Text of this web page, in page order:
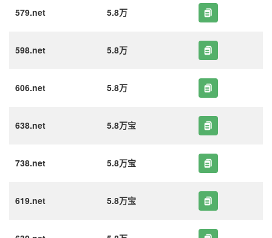
579.net 5.8万
598.net 5.8万
606.net 5.8万
638.net 5.8万宝
738.net 5.8万宝
619.net 5.8万宝